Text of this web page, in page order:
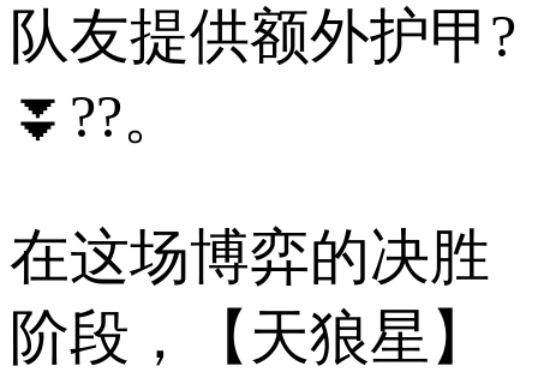
队友提供额外护甲?
⏬??。
在这场博弈的决胜
阶段，【天狼星】